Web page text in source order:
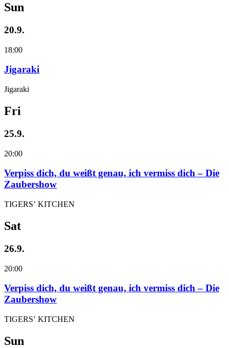
Sun
20.9.
18:00
Jigaraki
Jigaraki
Fri
25.9.
20:00
Verpiss dich, du weißt genau, ich vermiss dich – Die
Zaubershow
TIGERS’ KITCHEN
Sat
26.9.
20:00
Verpiss dich, du weißt genau, ich vermiss dich – Die
Zaubershow
TIGERS’ KITCHEN
Sun